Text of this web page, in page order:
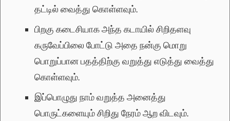
தட்டில் வைத்து கொள்ளவும்.
பிறகு கடைசியாக அந்த கடாயில் சிறிதளவு
கருவேப்பிலை போட்டு அதை நன்கு மொறு
பொறுப்பான பதத்திற்கு வறுத்து எடுத்து வைத்து
கொள்ளவும்.
இப்பொழுது நாம் வறுத்த அனைத்து
பொருட்களையும் சிறிது நேரம் ஆற விடவும்.